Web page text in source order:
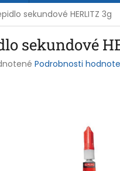
sekundové HERLITZ 3g
sekundové
Podrobnosti